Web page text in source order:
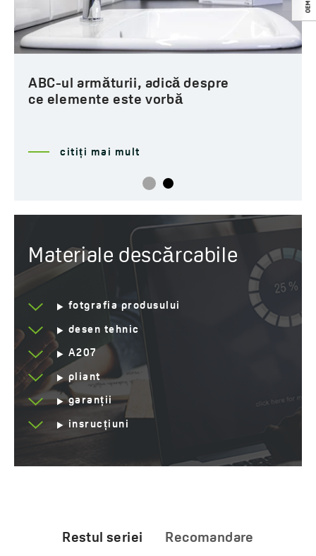
ABC-ul armăturii, adică despre
ce elemente este vorbă
citiți mai mult
Materiale descărcabile
fotgrafia produsului
desen tehnic
A207
pliant
garanții
insrucțiuni
Restul seriei Recomandare